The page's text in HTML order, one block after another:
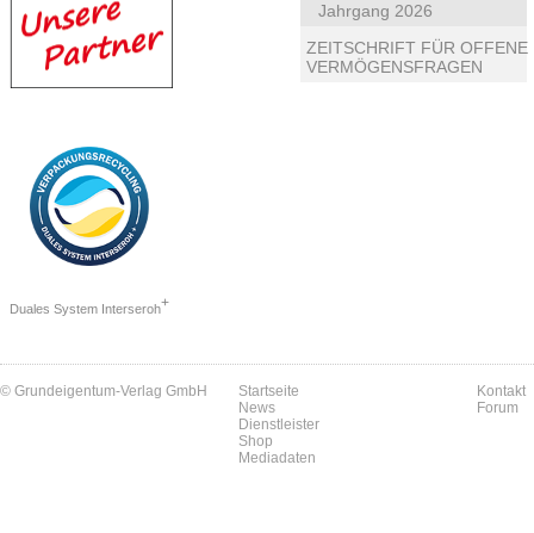
Duales System Interseroh+
Jahrgang 2026
ZEITSCHRIFT FÜR OFFENE
VERMÖGENSFRAGEN
© Grundeigentum-Verlag GmbH
Startseite
News
Dienstleister
Shop
Mediadaten
Kontakt
Forum